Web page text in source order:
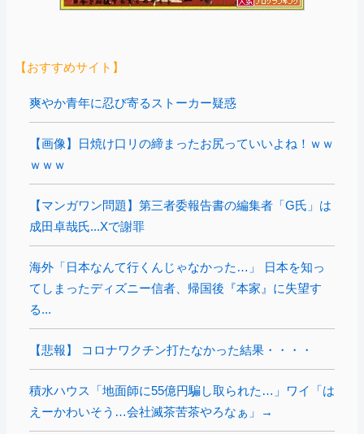
【おすすめサイト】
爽やか青年に忍び寄るストーカー疑惑
【画像】日焼け口リの締まったお尻っていいよね！ｗｗ
ｗｗｗ
【マンガワン問題】第三者委報告書の編集者「G氏」は
成田卓哉氏...Xで謝罪
海外「日本なんて行くんじゃなかった…」 日本を知っ
てしまったディズニー信者、帰国後『本家』に失望す
る...
【悲報】 コロナワクチン打たなかった結果・・・・
積水ハウス「地面師に55億円騙し取られた…」ワイ「は
えーかわいそう…会社滅茶苦茶やろなぁ」→